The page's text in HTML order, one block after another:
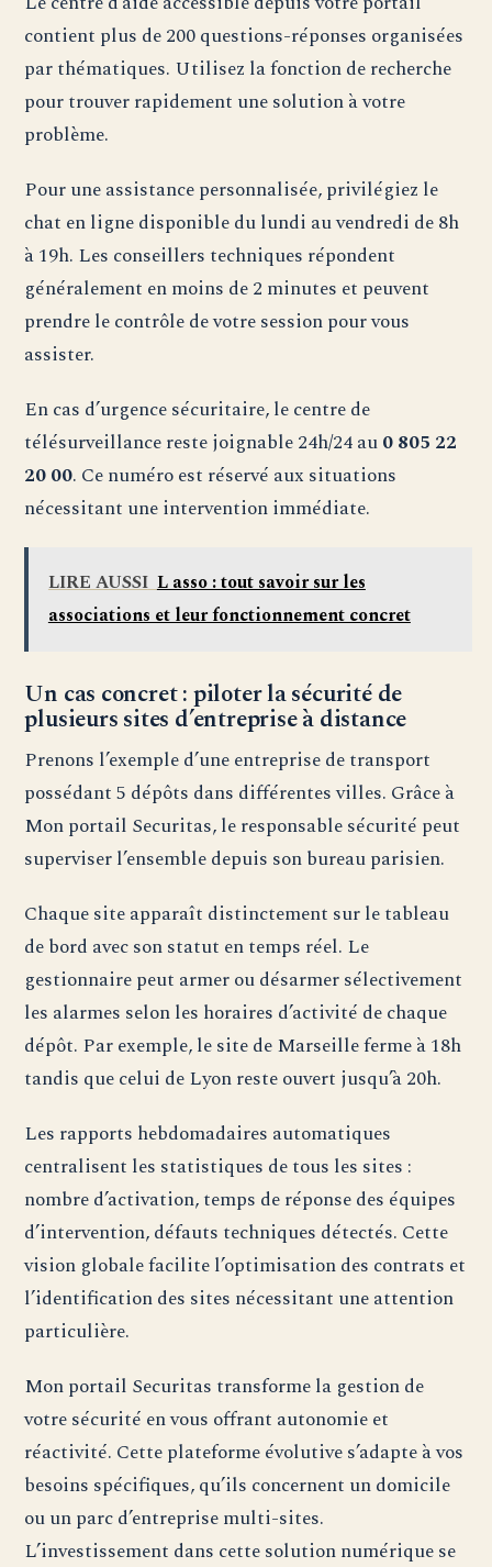
contient plus de 200 questions-réponses organisées
par thématiques. Utilisez la fonction de recherche
pour trouver rapidement une solution à votre
problème.
Pour une assistance personnalisée, privilégiez le
chat en ligne disponible du lundi au vendredi de 8h
à 19h. Les conseillers techniques répondent
généralement en moins de 2 minutes et peuvent
prendre le contrôle de votre session pour vous
assister.
En cas d’urgence sécuritaire, le centre de
télésurveillance reste joignable 24h/24 au0 805 22
20 00. Ce numéro est réservé aux situations
nécessitant une intervention immédiate.
LIRE AUSSI L asso : tout savoir sur les
associations et leur fonctionnement concret
Un cas concret : piloter la sécurité de
plusieurs sites d’entreprise à distance
Prenons l’exemple d’une entreprise de transport
possédant 5 dépôts dans différentes villes. Grâce à
Mon portail Securitas, le responsable sécurité peut
superviser l’ensemble depuis son bureau parisien.
Chaque site apparaît distinctement sur le tableau
de bord avec son statut en temps réel. Le
gestionnaire peut armer ou désarmer sélectivement
les alarmes selon les horaires d’activité de chaque
dépôt. Par exemple, le site de Marseille ferme à 18h
tandis que celui de Lyon reste ouvert jusqu’à 20h.
Les rapports hebdomadaires automatiques
centralisent les statistiques de tous les sites :
nombre d’activation, temps de réponse des équipes
d’intervention, défauts techniques détectés. Cette
vision globale facilite l’optimisation des contrats et
l’identification des sites nécessitant une attention
particulière.
Mon portail Securitas transforme la gestion de
votre sécurité en vous offrant autonomie et
réactivité. Cette plateforme évolutive s’adapte à vos
besoins spécifiques, qu’ils concernent un domicile
ou un parc d’entreprise multi-sites.
L’investissement dans cette solution numérique se